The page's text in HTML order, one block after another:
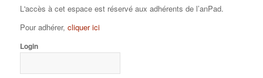
L'accès à cet espace est réservé aux adhérents de l’anPad.
Pour adhérer, cliquer ici
Login